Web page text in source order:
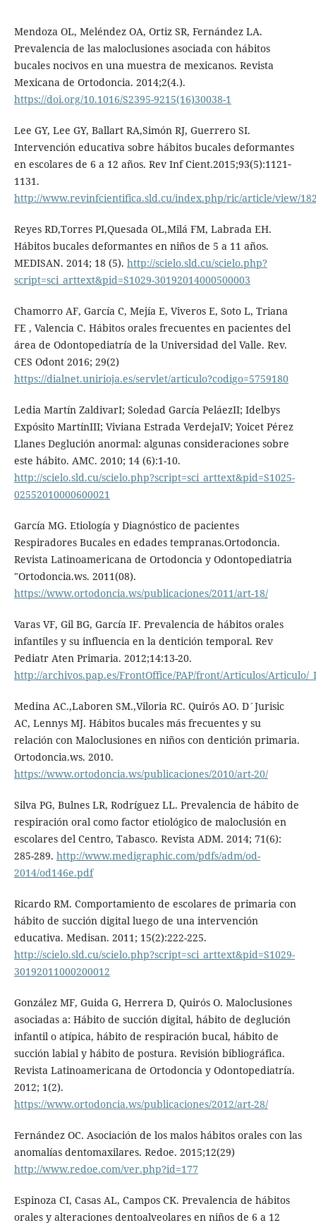
Mendoza OL, Meléndez OA, Ortiz SR, Fernández LA.
Prevalencia de las maloclusiones asociada con hábitos
bucales nocivos en una muestra de mexicanos. Revista
Mexicana de Ortodoncia. 2014;2(4.).
https://doi.org/10.1016/S2395-9215(16)30038-1
Lee GY, Lee GY, Ballart RA,Simón RJ, Guerrero SI.
Intervención educativa sobre hábitos bucales deformantes
en escolares de 6 a 12 años. Rev Inf Cient.2015;93(5):1121‐
1131.
http://www.revinfcientifica.sld.cu/index.php/ric/article/view/
Reyes RD,Torres PI,Quesada OL,Milá FM, Labrada EH.
Hábitos bucales deformantes en niños de 5 a 11 años.
MEDISAN. 2014; 18 (5). http://scielo.sld.cu/scielo.php?
script=sci_arttext&pid=S1029-30192014000500003
Chamorro AF, García C, Mejía E, Viveros E, Soto L, Triana
FE , Valencia C. Hábitos orales frecuentes en pacientes del
área de Odontopediatría de la Universidad del Valle. Rev.
CES Odont 2016; 29(2)
https://dialnet.unirioja.es/servlet/articulo?codigo=5759180
Ledia Martín ZaldivarI; Soledad García PeláezII; Idelbys
Expósito MartínIII; Viviana Estrada VerdejaIV; Yoicet Pérez
Llanes Deglución anormal: algunas consideraciones sobre
este hábito. AMC. 2010; 14 (6):1-10.
http://scielo.sld.cu/scielo.php?script=sci_arttext&pid=S1025-
02552010000600021
García MG. Etiología y Diagnóstico de pacientes
Respiradores Bucales en edades tempranas.Ortodoncia.
Revista Latinoamericana de Ortodoncia y Odontopediatria
"Ortodoncia.ws. 2011(08).
https://www.ortodoncia.ws/publicaciones/2011/art-18/
Varas VF, Gil BG, García IF. Prevalencia de hábitos orales
infantiles y su influencia en la dentición temporal. Rev
Pediatr Aten Primaria. 2012;14:13-20.
http://archivos.pap.es/FrontOffice/PAP/front/Articulos/Articulo/
Medina AC.,Laboren SM.,Viloria RC. Quirós AO. D´Jurisic
AC, Lennys MJ. Hábitos bucales más frecuentes y su
relación con Maloclusiones en niños con dentición primaria.
Ortodoncia.ws. 2010.
https://www.ortodoncia.ws/publicaciones/2010/art-20/
Silva PG, Bulnes LR, Rodríguez LL. Prevalencia de hábito de
respiración oral como factor etiológico de maloclusión en
escolares del Centro, Tabasco. Revista ADM. 2014; 71(6):
285-289. http://www.medigraphic.com/pdfs/adm/od-
2014/od146e.pdf
Ricardo RM. Comportamiento de escolares de primaria con
hábito de succión digital luego de una intervención
educativa. Medisan. 2011; 15(2):222-225.
http://scielo.sld.cu/scielo.php?script=sci_arttext&pid=S1029-
30192011000200012
González MF, Guida G, Herrera D, Quirós O. Maloclusiones
asociadas a: Hábito de succión digital, hábito de deglución
infantil o atípica, hábito de respiración bucal, hábito de
succión labial y hábito de postura. Revisión bibliográfica.
Revista Latinoamericana de Ortodoncia y Odontopediatría.
2012; 1(2).
https://www.ortodoncia.ws/publicaciones/2012/art-28/
Fernández OC. Asociación de los malos hábitos orales con las
anomalías dentomaxilares. Redoe. 2015;12(29)
http://www.redoe.com/ver.php?id=177
Espinoza CI, Casas AL, Campos CK. Prevalencia de hábitos
orales y alteraciones dentoalveolares en niños de 6 a 12